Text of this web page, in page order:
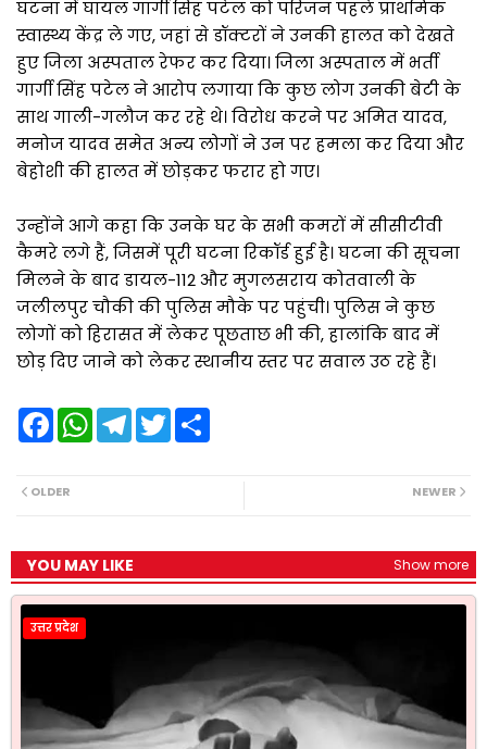
घटना में घायल गार्गी सिंह पटेल को परिजन पहले प्राथमिक
स्वास्थ्य केंद्र ले गए, जहां से डॉक्टरों ने उनकी हालत को देखते
हुए जिला अस्पताल रेफर कर दिया। जिला अस्पताल में भर्ती
गार्गी सिंह पटेल ने आरोप लगाया कि कुछ लोग उनकी बेटी के
साथ गाली-गलौज कर रहे थे। विरोध करने पर अमित यादव,
मनोज यादव समेत अन्य लोगों ने उन पर हमला कर दिया और
बेहोशी की हालत में छोड़कर फरार हो गए।
उन्होंने आगे कहा कि उनके घर के सभी कमरों में सीसीटीवी
कैमरे लगे हैं, जिसमें पूरी घटना रिकॉर्ड हुई है। घटना की सूचना
मिलने के बाद डायल-112 और मुगलसराय कोतवाली के
जलीलपुर चौकी की पुलिस मौके पर पहुंची। पुलिस ने कुछ
लोगों को हिरासत में लेकर पूछताछ भी की, हालांकि बाद में
छोड़ दिए जाने को लेकर स्थानीय स्तर पर सवाल उठ रहे हैं।
F
a
b
o
W
T
e
T
w
NEWER
OLDER
YOU MAY LIKE Show more
उत्तर प्रदेश